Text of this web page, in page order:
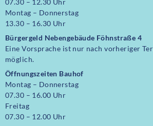
Montag – Donnerstag
13.30 – 16.30 Uhr
Bürgergeld Nebengebäude Föhnstraße 4
Eine Vorsprache ist nur nach vorheriger
möglich.
Öffnungszeiten Bauhof
Montag – Donnerstag
07.30 – 16.00 Uhr
Freitag
07.30 – 12.00 Uhr